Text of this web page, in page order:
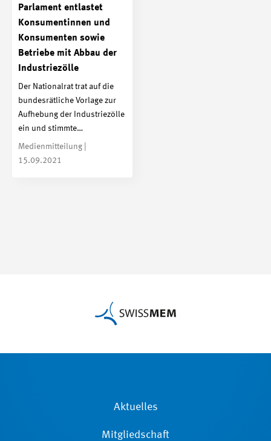
Parlament entlastet
Konsumentinnen und
Konsumenten sowie
Betriebe mit Abbau der
Industriezölle
Der Nationalrat trat auf die
bundesrätliche Vorlage zur
Aufhebung der Industriezölle
ein und stimmte…
Medienmitteilung |
15.09.2021
Aktuelles
Mitgliedschaft